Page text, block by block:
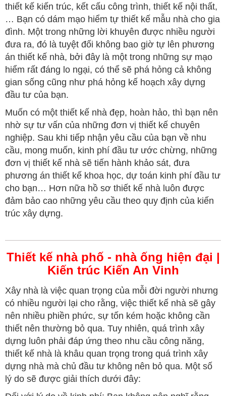
thiết kế kiến trúc, kết cấu công trình, thiết kế nội thất,
… Bạn có dám mạo hiểm tự thiết kế mẫu nhà cho gia
đình. Một trong những lời khuyên được nhiều người
đưa ra, đó là tuyệt đối không bao giờ tự lên phương
án thiết kế nhà, bởi đây là một trong những sự mạo
hiểm rất đáng lo ngại, có thể sẽ phá hỏng cả không
gian sống cũng như phá hỏng kế hoạch xây dựng
đầu tư của bạn.
Muốn có một thiết kế nhà đẹp, hoàn hảo, thì bạn nên
nhờ sự tư vấn của những đơn vị thiết kế chuyên
nghiệp. Sau khi tiếp nhận yêu cầu của bạn về nhu
cầu, mong muốn, kinh phí đầu tư ước chừng, những
đơn vị thiết kế nhà sẽ tiến hành khảo sát, đưa
phương án thiết kế khoa học, dự toán kinh phí đầu tư
cho bạn… Hơn nữa hồ sơ thiết kế nhà luôn được
đảm bảo cao những yêu cầu theo quy định của kiến
trúc xây dựng.
Thiết kế nhà phố - nhà ống hiện đại |
Kiến trúc Kiến An Vinh
Xây nhà là việc quan trọng của mỗi đời người nhưng
có nhiều người lại cho rằng, việc thiết kế nhà sẽ gây
nên nhiều phiền phức, sự tốn kém hoặc không cần
thiết nên thường bỏ qua. Tuy nhiên, quá trình xây
dựng luôn phải đáp ứng theo nhu cầu công năng,
thiết kế nhà là khâu quan trọng trong quá trình xây
dựng nhà mà chủ đầu tư không nên bỏ qua. Một số
lý do sẽ được giải thích dưới đây: